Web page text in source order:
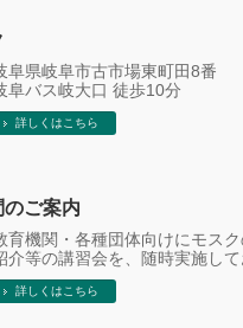
阜県岐阜市古市場東町田8番
阜バス岐大口 徒歩10分
詳しくはこちら
のご案内
育機関・各種団体向けにモス
介等の講習会を、随時実施して
詳しくはこちら